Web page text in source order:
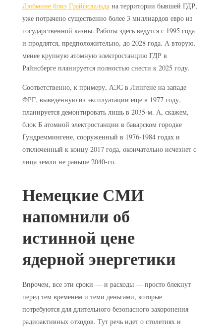
Любмине близ Грайфсвальдана территории бывшей ГДР,
уже потрачено существенно более 3 миллиардов евро из
государственной казны. Работы здесь ведутся с 1995 года
и продлятся, предположительно, до 2028 года. А вторую,
менее крупную атомную электростанцию ГДР в
Райнсберге планируется полностью снести к 2025 году.
Соответственно, к примеру, АЭС в Лингене на западе
ФРГ, выведенную из эксплуатации еще в 1977 году,
планируется демонтировать лишь в 2035-м. А, скажем,
блок Б атомной электростанции в баварском городке
Гундреммингене, сооруженный в 1976-1984 годах и
отключенный к концу 2017 года, окончательно исчезнет с
лица земли не раньше 2040-го.
Немецкие СМИ
напомнили об
истинной цене
ядерной энергетики
Впрочем, все эти сроки — и расходы — просто блекнут
перед тем временем и теми деньгами, которые
потребуются для длительного безопасного захоронения
радиоактивных отходов. Тут речь идет о столетиях и